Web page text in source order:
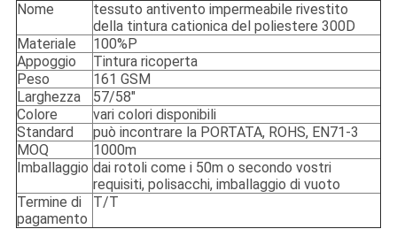
Nome
tessuto antivento impermeabile rivestito
della tintura cationica del poliestere 300D
Materiale
100%P
Appoggio
Tintura ricoperta
Peso
161 GSM
Larghezza
57/58"
Colore
vari colori disponibili
Standard
può incontrare la PORTATA, ROHS, EN71-3
MOQ
1000m
Imballaggio dai rotoli come i 50m o secondo vostri
requisiti, polisacchi, imballaggio di vuoto
Termine di
pagamento
T/T